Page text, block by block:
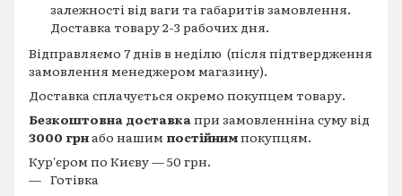
залежності від ваги та габаритів замовлення.
Доставка товару 2-3 рабочих дня.
Відправляємо 7 днів в неділю (після підтвердження
замовлення менеджером магазину).
Доставка сплачується окремо покупцем товару.
Безкоштовна доставка при замовленніна суму від
3000 грнабо нашим постійнимпокупцям.
Кур'єром по Києву — 50 грн.
Готівка